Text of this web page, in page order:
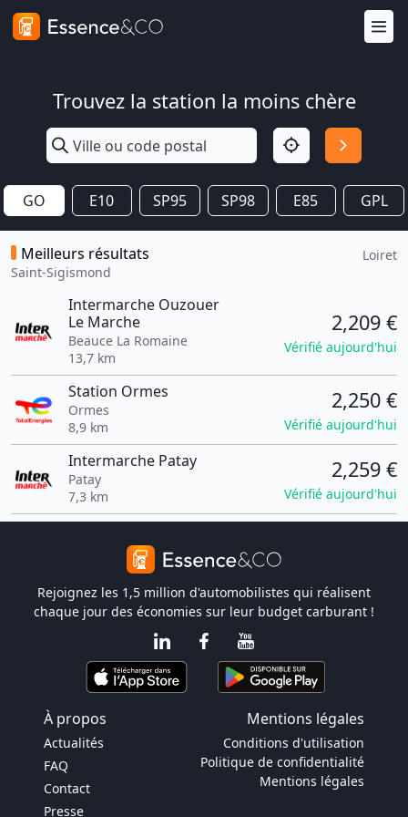
Trouvez la station la moins chère
GO E10 SP95 SP98 E85 GPL
Meilleurs résultats
Saint-Sigismond
Loiret
Intermarche Ouzouer
Le Marche
Beauce La Romaine
13,7 km
2,209 €
Vérifié aujourd'hui
Station Ormes
Ormes
8,9 km
2,250 €
Vérifié aujourd'hui
Intermarche Patay
Patay
7,3 km
2,259 €
Vérifié aujourd'hui
Rejoignez les 1,5 million d'automobilistes qui réalisent
chaque jour des économies sur leur budget carburant !
À propos Mentions légales
Actualités
FAQ
Contact
Presse
Conditions d'utilisation
Politique de confidentialité
Mentions légales